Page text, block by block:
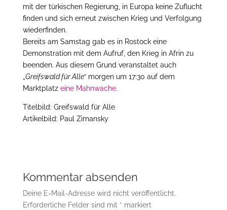
mit der türkischen Regierung, in Europa keine Zuflucht
finden und sich erneut zwischen Krieg und Verfolgung
wiederfinden.
Bereits am Samstag gab es in Rostock eine
Demonstration mit dem Aufruf, den Krieg in Afrin zu
beenden. Aus diesem Grund veranstaltet auch
Greifswald für Alle“ morgen um 17:30 auf dem
Marktplatz eine Mahnwache.
Titelbild: Greifswald für Alle
Artikelbild: Paul Zimansky
Kommentar absenden
Deine E-Mail-Adresse wird nicht veröffentlicht.
Erforderliche Felder sind mit * markiert